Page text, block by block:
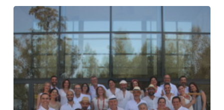
Ainur
alcanza
su
primer
triunfo
absoluto
un